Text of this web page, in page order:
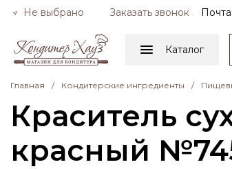
Не выбрано Заказать звонок
Каталог
Главная / Кондитерские ингредиенты /
Краситель
красный